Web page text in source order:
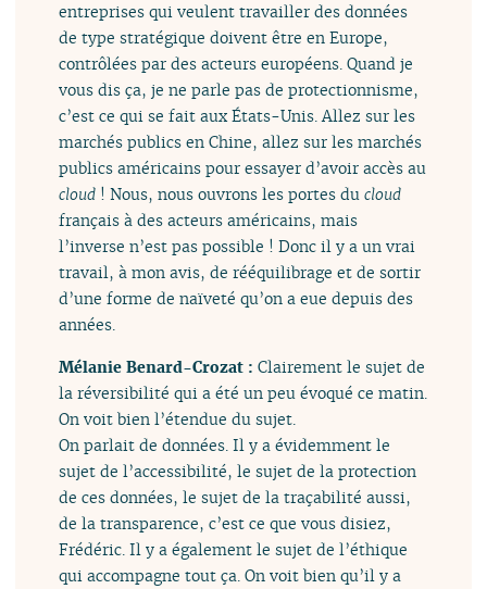
entreprises qui veulent travailler des données
de type stratégique doivent être en Europe,
contrôlées par des acteurs européens. Quand je
vous dis ça, je ne parle pas de protectionnisme,
c’est ce qui se fait aux États-Unis. Allez sur les
marchés publics en Chine, allez sur les marchés
publics américains pour essayer d’avoir accès au
cloud ! Nous, nous ouvrons les portes ducloud
français à des acteurs américains, mais
l’inverse n’est pas possible ! Donc il y a un vrai
travail, à mon avis, de rééquilibrage et de sortir
d’une forme de naïveté qu’on a eue depuis des
années.
Mélanie Benard-Crozat :Clairement le sujet de
la réversibilité qui a été un peu évoqué ce matin.
On voit bien l’étendue du sujet.
On parlait de données. Il y a évidemment le
sujet de l’accessibilité, le sujet de la protection
de ces données, le sujet de la traçabilité aussi,
de la transparence, c’est ce que vous disiez,
Frédéric. Il y a également le sujet de l’éthique
qui accompagne tout ça. On voit bien qu’il y a